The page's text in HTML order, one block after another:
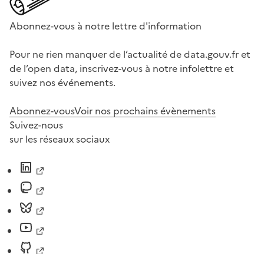
Abonnez-vous à notre lettre d'information
Pour ne rien manquer de l’actualité de data.gouv.fr et
de l’open data, inscrivez-vous à notre infolettre et
suivez nos événements.
Abonnez-vousVoir nos prochains évènements
Suivez-nous
sur les réseaux sociaux